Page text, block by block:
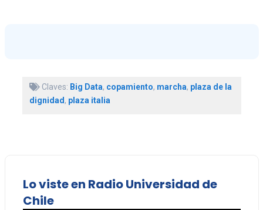
Claves: Big Data, copamiento, marcha, plaza de la
dignidad , plaza italia
Lo viste en Radio Universidad de
Chile